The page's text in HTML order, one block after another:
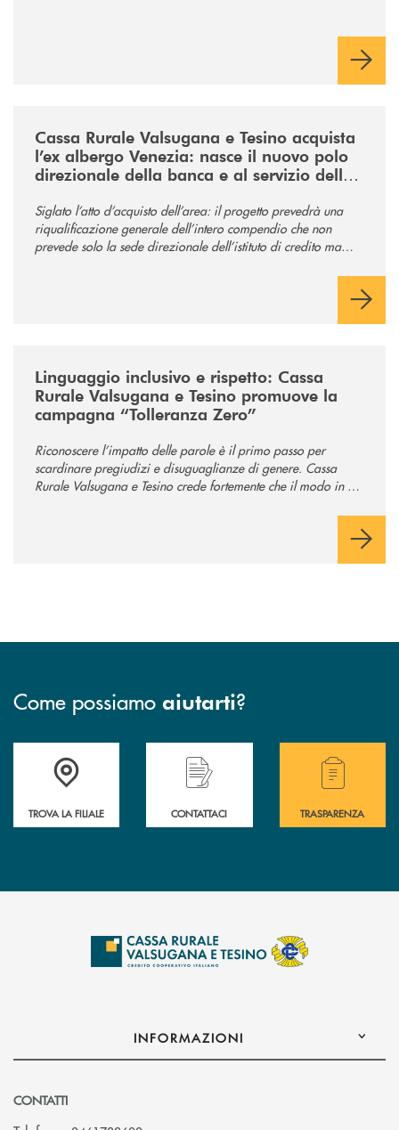
Cassa Rurale Valsugana e Tesino acquista
l’ex albergo Venezia: nasce il nuovo polo
direzionale della banca e al servizio della
Siglato l’atto d’acquisto dell’area: il progetto prevedrà una
riqualificazione generale dell’intero compendio che non
prevede solo la sede direzionale dell’istituto di credito ma
Linguaggio inclusivo e rispetto: Cassa
Rurale Valsugana e Tesino promuove la
campagna “Tolleranza Zero”
Riconoscere l’impatto delle parole è il primo passo per
scardinare pregiudizi e disuguaglianze di genere. Cassa
Rurale Valsugana e Tesino crede fortemente che il modo in cui
Come possiamo aiutarti?
Accedi all' elenco completo delle filiali .
TROVA LA FILIALE
Hai bisogno di assistenza immediata?
CONTATTACI
Hai bisogno di
TRASPARENZA
INFORMAZIONI
CONTATTI